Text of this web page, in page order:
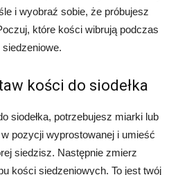
i wyobraź sobie, że próbujesz
które kości wibrują podczas
kości do siodełka
siodełka, potrzebujesz miarki lub
pozycji wyprostowanej i umieść
siedzisz. Następnie zmierz
kości siedzeniowych. To jest twój